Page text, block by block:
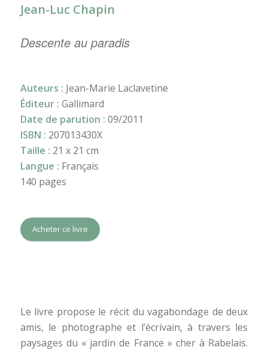
Jean-Luc Chapin
Descente au paradis
Auteurs : Jean-Marie Laclavetine
Éditeur : Gallimard
Date de parution : 09/2011
ISBN : 207013430X
Taille : 21 x 21 cm
Langue : Français
140 pages
Acheter ce livre
Le livre propose le récit du vagabondage de deux
amis, le photographe et l’écrivain, à travers les
paysages du « jardin de France » cher à Rabelais.